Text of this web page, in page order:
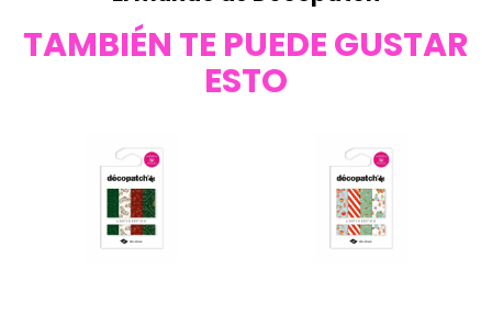
TAMBIÉN TE PUEDE GUSTAR
ESTO